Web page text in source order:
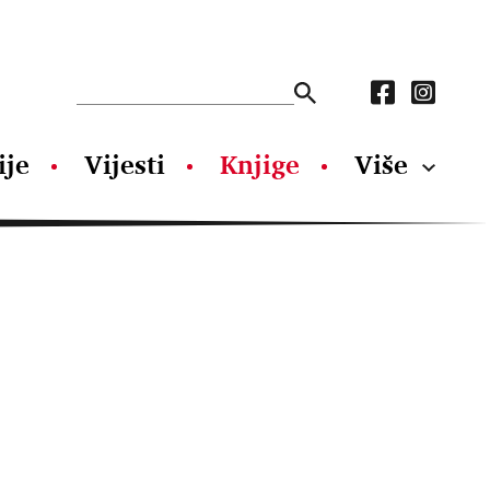
Vijesti Knjige Više